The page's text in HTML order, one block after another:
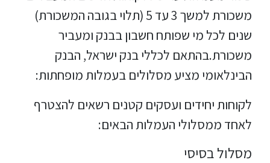
משכורת למשך 3 עד 5 (תלוי בגובה המשכורת)
שנים לכל מי שפותח חשבון בבנק ומעביר
משכורת.בהתאם לכללי בנק ישראל, הבנק
הבינלאומי מציע מסלולים בעמלות מופחתות:
לקוחות יחידים ועסקים קטנים רשאים להצטרף
לאחד ממסלולי העמלות הבאים:
מסלול בסיסי